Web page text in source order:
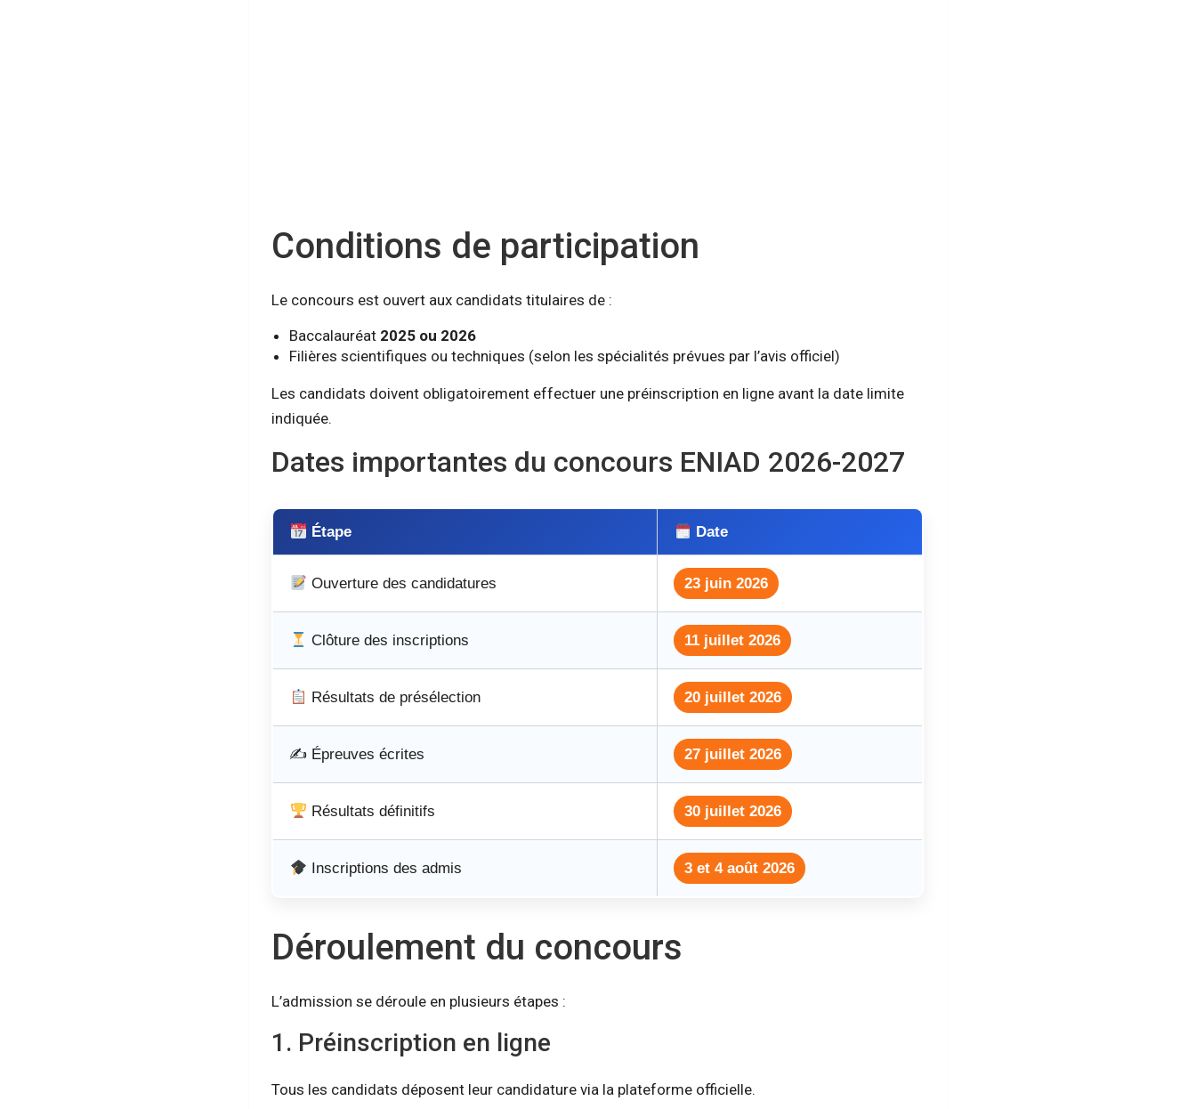
Conditions de participation
Le concours est ouvert aux candidats titulaires de :
Baccalauréat 2025 ou 2026
Filières scientifiques ou techniques (selon les spécialités prévues par l’avis officiel)
Les candidats doivent obligatoirement effectuer une préinscription en ligne avant la date limite
indiquée.
Dates importantes du concours ENIAD 2026-2027
Étape Date
Ouverture des candidatures 23 juin 2026
Clôture des inscriptions 11 juillet 2026
Résultats de présélection 20 juillet 2026
✍️ Épreuves écrites 27 juillet 2026
Résultats définitifs 30 juillet 2026
Inscriptions des admis 3 et 4 août 2026
Déroulement du concours
L’admission se déroule en plusieurs étapes :
1. Préinscription en ligne
Tous les candidats déposent leur candidature via la plateforme officielle.